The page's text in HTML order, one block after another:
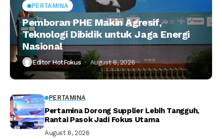
PERTAMINA
Pemboran PHE Makin Agresif,
Teknologi Dibidik untuk Jaga Energi
Nasional
Editor HotFokus August 8, 2026
PERTAMINA
Pertamina Dorong Supplier Lebih Tangguh,
Rantai Pasok Jadi Fokus Utama
August 8, 2026